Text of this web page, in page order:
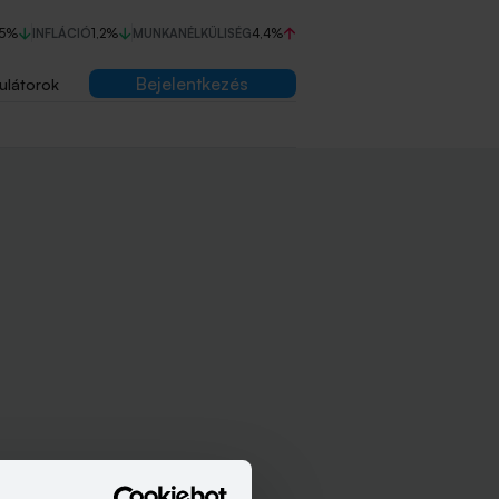
INFLÁCIÓ1,2% MUNKANÉLKÜLISÉG4,4%
Bejelentkezés